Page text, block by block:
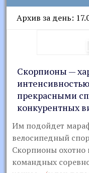
Архив за день:
Скорпионы —
прекрасными
конкурентных
Им подойдет
велосипедный
Скорпионы охотно
командных